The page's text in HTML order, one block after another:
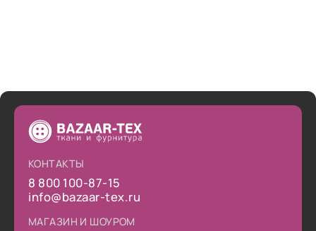
КОНТАКТЫ
8 800 100-87-15
info@bazaar-tex.ru
МАГАЗИН И ШОУРОМ